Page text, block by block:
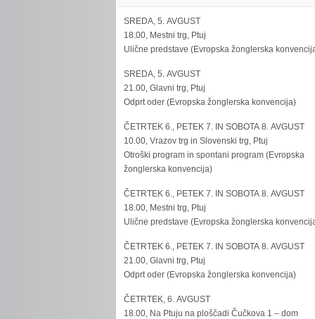
SREDA, 5. AVGUST
18.00, Mestni trg, Ptuj
Ulične predstave (Evropska žonglerska
SREDA, 5. AVGUST
21.00, Glavni trg, Ptuj
Odprt oder (Evropska žonglerska konvencija)
ČETRTEK 6., PETEK 7. IN SOBOTA 8. AVGUST
10.00, Vrazov trg in Slovenski trg, Ptuj
Otroški program in spontani program (Evropska
žonglerska konvencija)
ČETRTEK 6., PETEK 7. IN SOBOTA 8. AVGUST
18.00, Mestni trg, Ptuj
Ulične predstave (Evropska žonglerska
ČETRTEK 6., PETEK 7. IN SOBOTA 8. AVGUST
21.00, Glavni trg, Ptuj
Odprt oder (Evropska žonglerska konvencija)
ČETRTEK, 6. AVGUST
18.00, Na Ptuju na ploščadi Čučkova 1 – dom